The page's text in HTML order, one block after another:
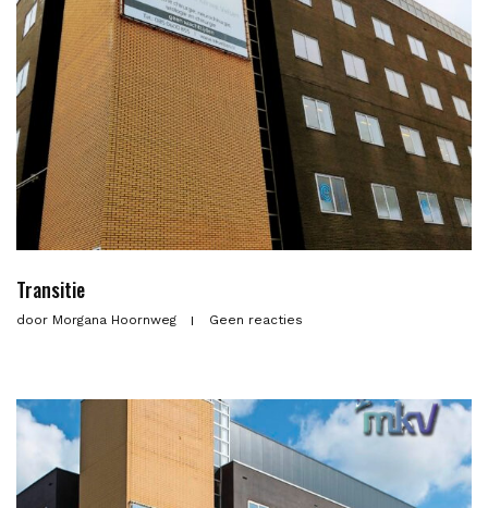
Transitie
door Morgana Hoornweg Geen reacties